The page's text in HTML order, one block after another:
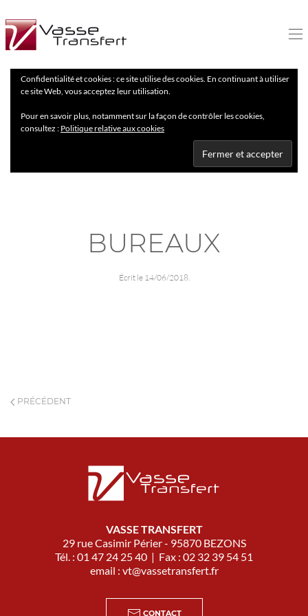
Confidentialité et cookies : ce site utilise des cookies. En continuant à utiliser
ce site Web, vous acceptez leur utilisation.
Pour en savoir plus, notamment sur la façon de contrôler les cookies,
consultez : Politique relative aux cookies
BUREAUX
Écrit le 14/06/2018.
PRÉCÉDENT
VASSE TRANSFERT
29 rue Casimir Périer - 95870 BEZONS
Tél. : 01 47 24 25 40 | Fax : 02 32 39 54 51
email : vt@vassetransfert.fr
CONTACT